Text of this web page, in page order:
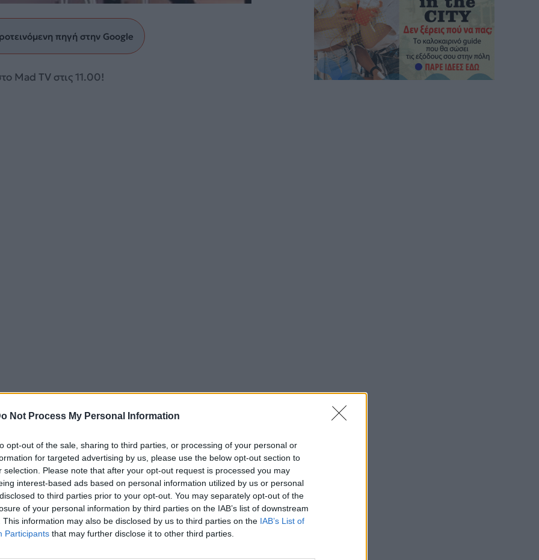
Not Process My Personal Information
opt-out of the sale, sharing to third parties, or processing of your personal or
for targeted advertising by us, please use the below opt-out section to
selection. Please note that after your opt-out request is processed you may
interest-based ads based on personal information utilized by us or personal
to third parties prior to your opt-out. You may separately opt-out of the
of your personal information by third parties on the IAB’s list of downstream
This information may also be disclosed by us to third parties on the IAB’s List of
Participants that may further disclose it to other third parties.
πηγή στην Google
Mad TV στις 11.00!
με το
Instagram.
News